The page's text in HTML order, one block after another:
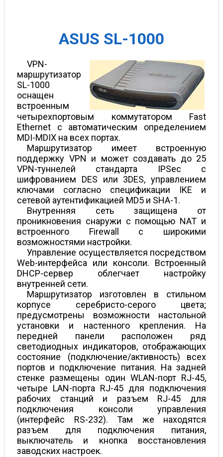
ASUS SL-1000
VPN-
маршрутизатор
SL-1000
оснащен
встроенным
четырехпортовым коммутатором Fast
Ethernet с автоматическим определением
MDI-MDIX на всех портах.
Маршрутизатор имеет встроенную
поддержку VPN и может создавать до 25
VPN-туннелей стандарта IPSec с
шифрованием DES или 3DES, управлением
ключами согласно спецификации IKE и
сетевой аутентификацией MD5 и SHA-1.
Внутренняя сеть защищена от
проникновения снаружи с помощью NAT и
встроенного Firewall с широкими
возможностями настройки.
Управление осуществляется посредством
Web-интерфейса или консоли. Встроенный
DHCP-сервер облегчает настройку
внутренней сети.
Маршрутизатор изготовлен в стильном
корпусе серебристо-серого цвета;
предусмотрены возможности настольной
установки и настенного крепления. На
передней панели расположен ряд
светодиодных индикаторов, отображающих
состояние (подключение/активность) всех
портов и подключение питания. На задней
стенке размещены один WLAN-порт RJ-45,
четыре LAN-порта RJ-45 для подключения
рабочих станций и разъем RJ-45 для
подключения консоли управления
(интерфейс RS-232). Там же находятся
разъем для подключения питания,
выключатель и кнопка восстановления
заводских настроек.